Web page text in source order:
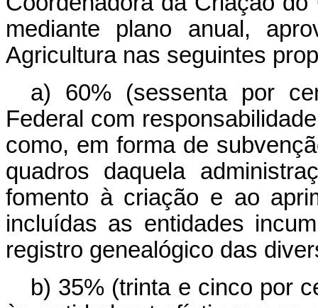
mediante plano anual,
Agricultura nas seguintes
a) 60% (sessenta por
Federal com
como, em forma de
quadros daquela
fomento à criação e ao
incluídas as entidades
registro genealógico das
b) 35% (trinta e cinco por